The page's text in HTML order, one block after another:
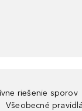
riešenie sporov
Všeobecné